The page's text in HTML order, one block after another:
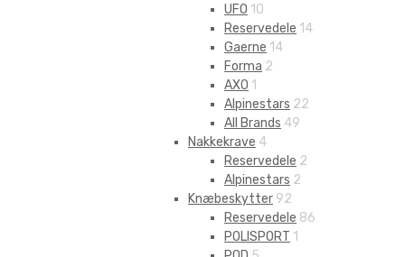
UFO 10
Reservedele 14
Gaerne 14
Forma 2
AXO 1
Alpinestars 22
All Brands 49
Nakkekrave 4
Reservedele 2
Alpinestars 2
Knæbeskytter 92
Reservedele 86
POLISPORT 1